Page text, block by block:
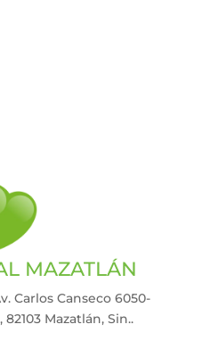
MAZATLÁN
Carlos Canseco 6050-
82103 Mazatlán, Sin..